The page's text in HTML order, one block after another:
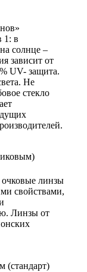
1: в
солнце –
зависит от
UV- защита.
Не
стекло
линзы
свойствами,
Линзы от
(стандарт)